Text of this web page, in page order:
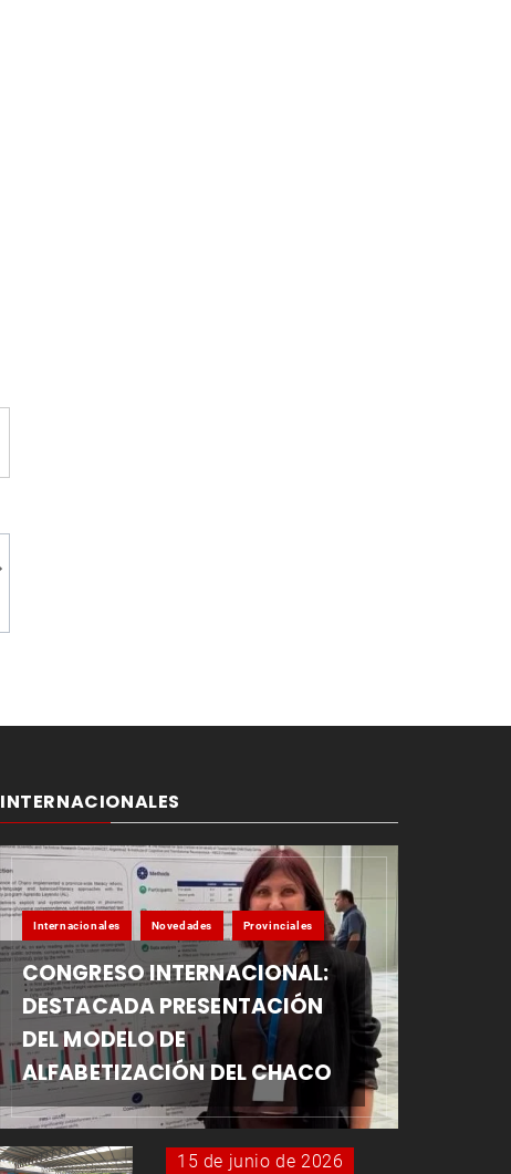
INTERNACIONALES
Internacionales Novedades Provinciales
CONGRESO INTERNACIONAL:
DESTACADA PRESENTACIÓN
DEL MODELO DE
ALFABETIZACIÓN DEL CHACO
15 de junio de 2026